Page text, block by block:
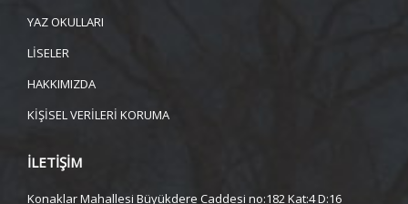
YAZ OKULLARI
LİSELER
HAKKIMIZDA
KİŞİSEL VERİLERİ KORUMA
İLETİŞİM
Konaklar Mahallesi Büyükdere Caddesi no:182 Kat:4 D:16